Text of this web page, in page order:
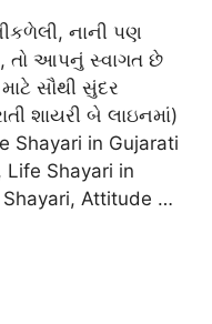
નાની પણ
તો આપનું સ્વાગત છે
સૌથી સુંદર
શાયરી બે લાઇનમાં)
Shayari in Gujarati
Life Shayari in
Attitude …